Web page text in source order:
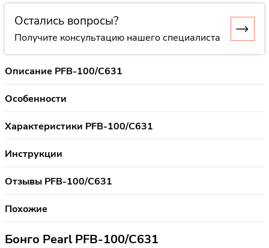
Остались вопросы?
Получите консультацию нашего специалиста
Описание PFB-100/C631
Особенности
Характеристики PFB-100/C631
Инструкции
Отзывы PFB-100/C631
Похожие
Бонго Pearl PFB-100/C631